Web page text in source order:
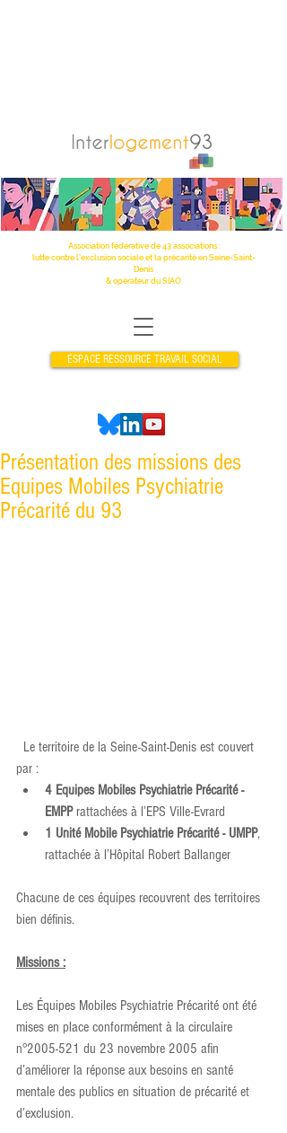
Association fédérative de 43 associations :
lutte contre l’exclusion sociale et la précarité en Seine-Saint-
Denis
& opérateur du SIAO
ESPACE RESSOURCE TRAVAIL SOCIAL
Présentation des missions des
Equipes Mobiles Psychiatrie
Précarité du 93
par :
4 Equipes Mobiles Psychiatrie Précarité -
EMPP rattachées à l’EPS Ville-Evrard
1 Unité Mobile Psychiatrie Précarité - UMPP,
rattachée à l’Hôpital Robert Ballanger
Chacune de ces équipes recouvrent des territoires
bien définis.
Missions :
Les Équipes Mobiles Psychiatrie Précarité ont été
mises en place conformément à la circulaire
n°2005-521 du 23 novembre 2005 afin
d’améliorer la réponse aux besoins en santé
mentale des publics en situation de précarité et
d’exclusion.